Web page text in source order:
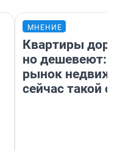
МНЕНИЕ
Квартиры
но дешевеют:
рынок
сейчас такой